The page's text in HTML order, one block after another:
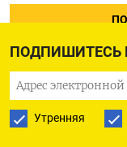
ПОДПИШИТЕСЬ
Утренняя